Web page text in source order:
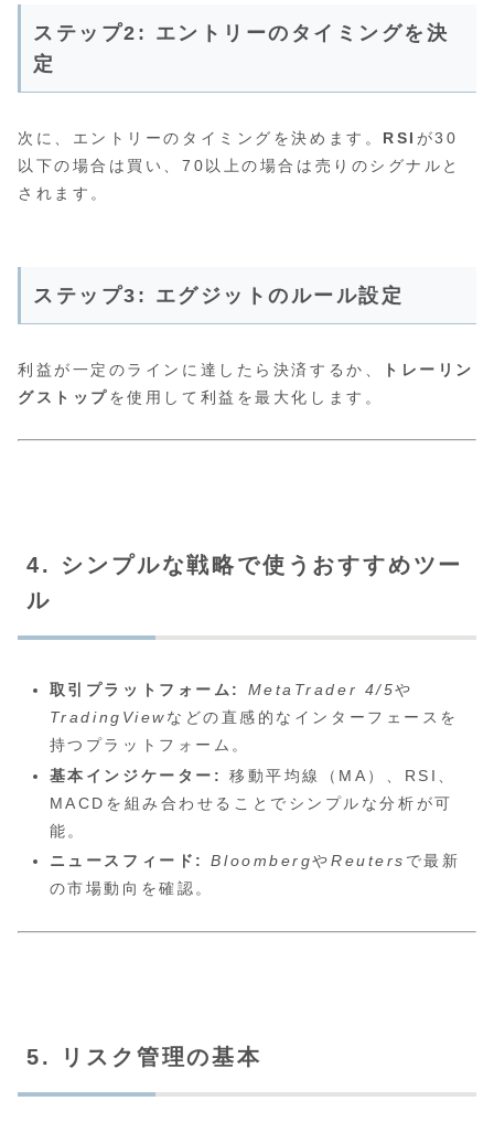
ステップ2: エントリーのタイミングを決
定
次に、エントリーのタイミングを決めます。 RSI が30
以下の場合は買い、70以上の場合は売りのシグナルと
されます。
ステップ3: エグジットのルール設定
利益が一定のラインに達したら決済するか、
トレーリン
グストップを使用して利益を最大化します。
4. シンプルな戦略で使うおすすめツー
ル
取引プラットフォーム: MetaTrader 4/5や
TradingViewなどの直感的なインターフェースを
持つプラットフォーム。
基本インジケーター:
移動平均線（MA）、RSI、
MACDを組み合わせることでシンプルな分析が可
能。
ニュースフィード:
BloombergやReuters で最新
の市場動向を確認。
5. リスク管理の基本